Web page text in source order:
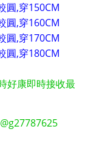
圓,穿150CM
圓,穿160CM
圓,穿170CM
圓,穿180CM
好康即時接收最